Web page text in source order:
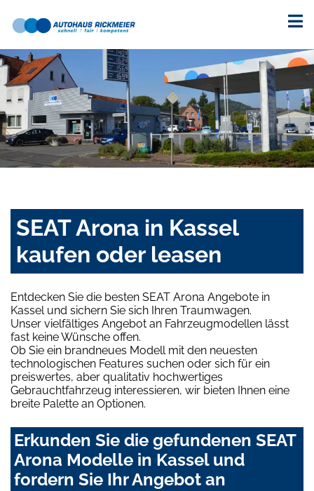
SEAT Arona in Kassel
kaufen oder leasen
Entdecken Sie die besten SEAT Arona Angebote in
Kassel und sichern Sie sich Ihren Traumwagen.
Unser vielfältiges Angebot an Fahrzeugmodellen lässt
fast keine Wünsche offen.
Ob Sie ein brandneues Modell mit den neuesten
technologischen Features suchen oder sich für ein
preiswertes, aber qualitativ hochwertiges
Gebrauchtfahrzeug interessieren, wir bieten Ihnen eine
breite Palette an Optionen.
Erkunden Sie die gefundenen SEAT
Arona Modelle in Kassel und
fordern Sie Ihr Angebot an